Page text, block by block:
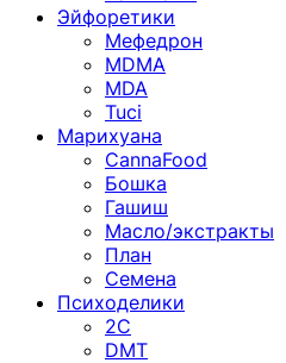
Эйфоретики
Мефедрон
MDMA
MDA
Tuci
Марихуана
CannaFood
Бошка
Гашиш
Масло/экстракты
План
Семена
Психоделики
2C
DMT